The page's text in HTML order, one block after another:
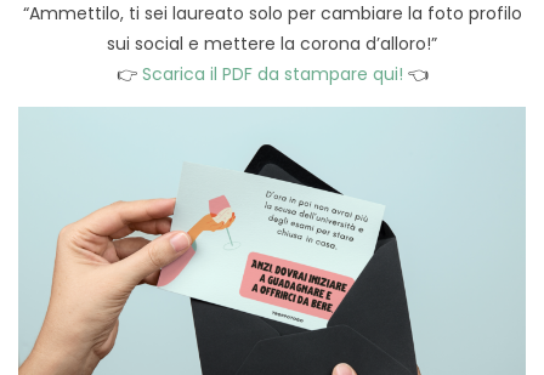
“Ammettilo, ti sei laureato solo per cambiare la foto profilo
sui social e mettere la corona d’alloro!”
👉 Scarica il PDF da stampare qui! 👈